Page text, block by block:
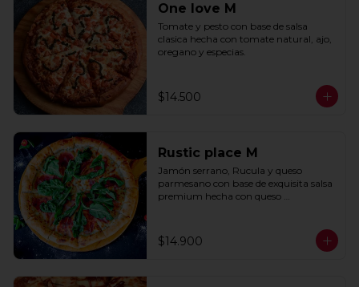
One love M
Tomate y pesto con base de salsa
clasica hecha con tomate natural, ajo,
oregano y especias.
$14.500
Rustic place M
Jamón serrano, Rucula y queso
parmesano con base de exquisita salsa
premium hecha con queso
$14.900